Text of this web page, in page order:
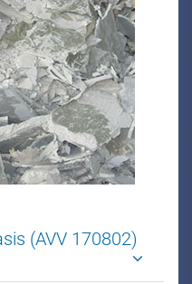
(AVV 170802)